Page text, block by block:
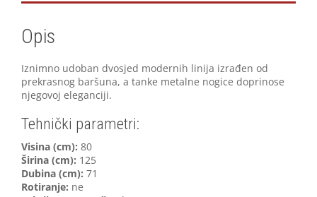
Opis
Iznimno udoban dvosjed modernih linija izrađen od
prekrasnog baršuna, a tanke metalne nogice doprinose
njegovoj eleganciji.
Tehnički parametri:
Visina (cm): 80
Širina (cm): 125
Dubina (cm): 71
Rotiranje: ne